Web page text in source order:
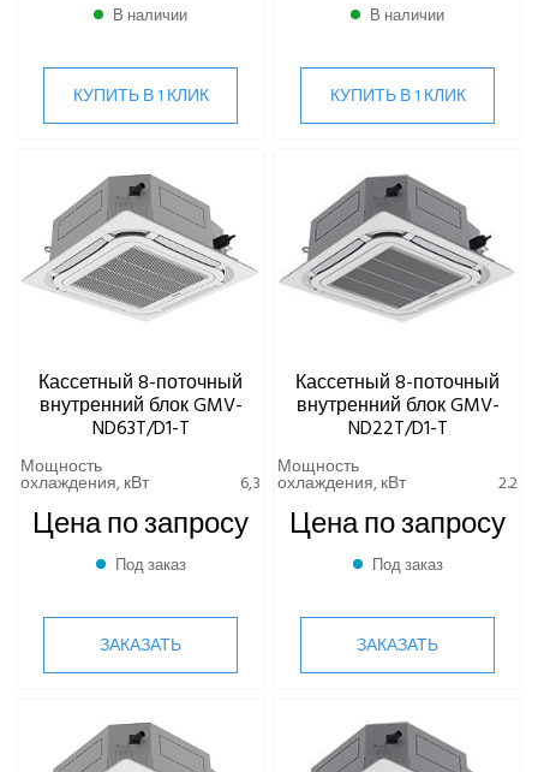
В наличии
КУПИТЬ В 1 КЛИК
В наличии
КУПИТЬ В 1 КЛИК
Кассетный 8-поточный
внутренний блок GMV-
ND63T/D1-T
Мощность
охлаждения, кВт 6,3
Цена по запросу
Под заказ
ЗАКАЗАТЬ
Кассетный 8-поточный
внутренний блок GMV-
ND22T/D1-T
Мощность
охлаждения, кВт 2.2
Цена по запросу
Под заказ
ЗАКАЗАТЬ